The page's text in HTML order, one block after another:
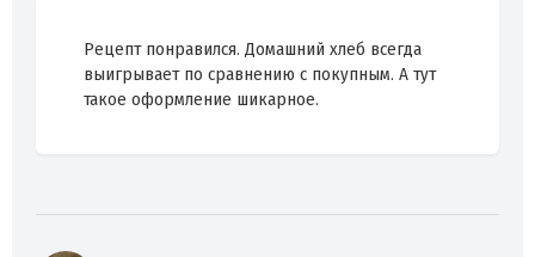
Рецепт понравился. Домашний хлеб всегда
выигрывает по сравнению с покупным. А тут
такое оформление шикарное.